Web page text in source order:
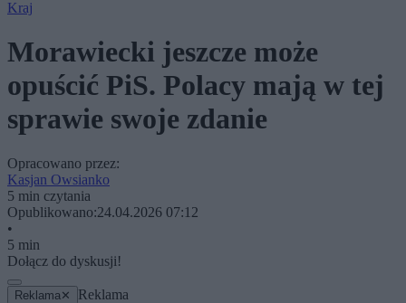
Kraj
Morawiecki jeszcze może
opuścić PiS. Polacy mają w tej
sprawie swoje zdanie
Opracowano przez:
Kasjan Owsianko
5 min czytania
Opublikowano:24.04.2026 07:12
•
5 min
Dołącz do dyskusji!
Reklama ✕ Reklama